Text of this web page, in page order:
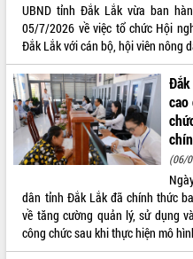
UBND tỉnh Đắk Lắk vừa ban
05/7/2026 về việc tổ chức Hội
Đắk Lắk với cán bộ, hội viên nông
cao
(06/
dân tỉnh Đắk Lắk đã chính thức
về tăng cường quản lý, sử dụng
công chức sau khi thực hiện mô